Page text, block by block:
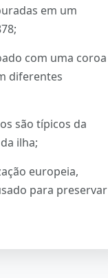
em um
com uma coroa
diferentes
são típicos da
ilha;
europeia,
para preservar